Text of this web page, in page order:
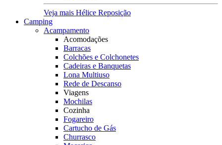
Veja mais Hélice Reposição
Camping
Acampamento
Acomodações
Barracas
Colchões e Colchonetes
Cadeiras e Banquetas
Lona Multiuso
Rede de Descanso
Viagens
Mochilas
Cozinha
Fogareiro
Cartucho de Gás
Churrasco